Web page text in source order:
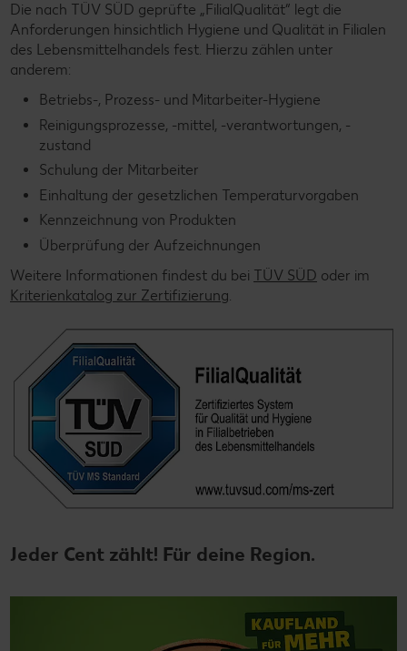
Die nach TÜV SÜD geprüfte „FilialQualität“ legt die
Anforderungen hinsichtlich Hygiene und Qualität in Filialen
des Lebensmittelhandels fest. Hierzu zählen unter
anderem:
Betriebs-, Prozess- und Mitarbeiter-Hygiene
Reinigungsprozesse, -mittel, -verantwortungen, -
zustand
Schulung der Mitarbeiter
Einhaltung der gesetzlichen Temperaturvorgaben
Kennzeichnung von Produkten
Überprüfung der Aufzeichnungen
Weitere Informationen findest du bei TÜV SÜD oder im
Kriterienkatalog zur Zertifizierung
Jeder Cent zählt! Für deine Region.